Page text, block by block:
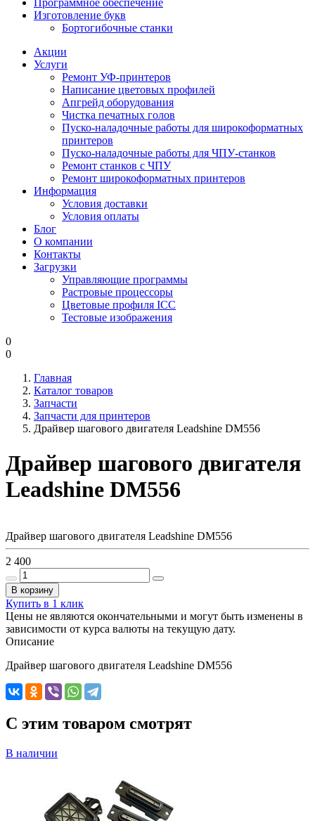
Программное обеспечение
Изготовление букв
Бортогибочные станки
Акции
Услуги
Ремонт УФ-принтеров
Написание цветовых профилей
Апгрейд оборудования
Чистка печатных голов
Пуско-наладочные работы для широкоформатных
принтеров
Пуско-наладочные работы для ЧПУ-станков
Ремонт станков с ЧПУ
Ремонт широкоформатных принтеров
Информация
Условия доставки
Условия оплаты
Блог
О компании
Контакты
Загрузки
Управляющие программы
Растровые процессоры
Цветовые профиля ICC
Тестовые изображения
0
0
Главная
Каталог товаров
Запчасти
Запчасти для принтеров
Драйвер шагового двигателя Leadshine DM556
Драйвер шагового двигателя
Leadshine DM556
Драйвер шагового двигателя Leadshine DM556
2 400
В корзину
Купить в 1 клик
Цены не являются окончательными и могут быть изменены в
зависимости от курса валюты на текущую дату.
Описание
Драйвер шагового двигателя Leadshine DM556
C этим товаром смотрят
В наличии